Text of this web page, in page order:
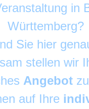
in
Württemberg?
Sie hier
stellen wir
Angebot
auf Ihre